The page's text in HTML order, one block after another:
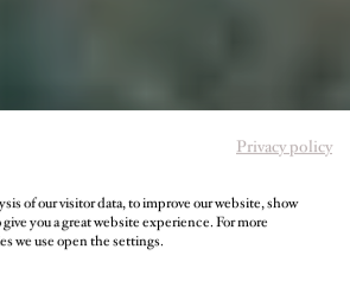
FÜR IHREN
Privacy policy
of our visitor data, to improve our website, show
you a great website experience. For more
we use open the settings.